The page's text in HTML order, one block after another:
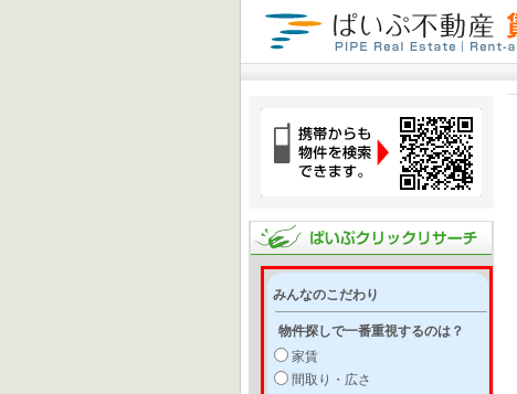
みんなのこだわり
物件探しで一番重視するのは？
家賃
間取り・広さ